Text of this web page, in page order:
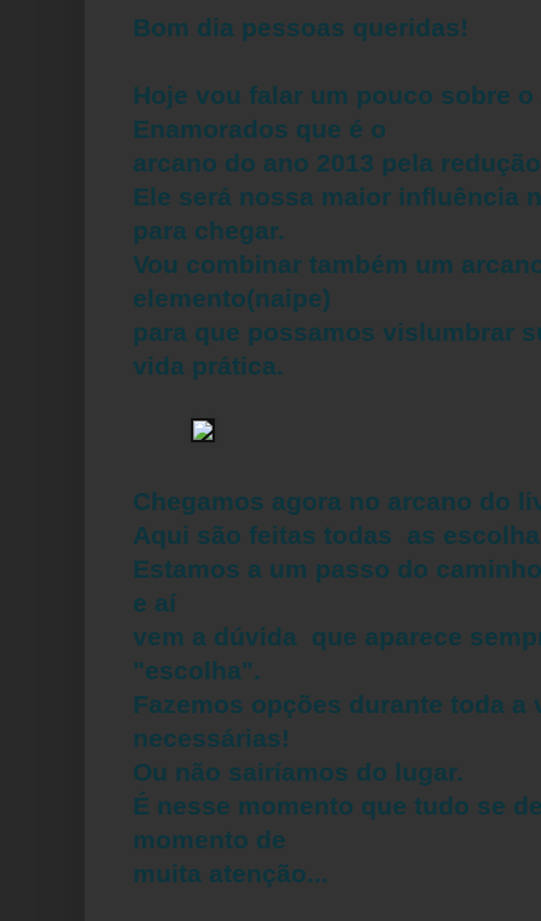
Bom dia pessoas queridas!
Hoje vou falar um pouco sobre o
Enamorados que é o
arcano do ano 2013 pela
Ele será nossa maior influência
para chegar.
Vou combinar também um
elemento(naipe)
para que possamos vislumbrar
vida prática.
Chegamos agora no arcano do
Aqui são feitas todas as
Estamos a um passo do
e aí
vem a dúvida que aparece
"escolha".
Fazemos opções durante toda a
necessárias!
Ou não sairíamos do lugar.
É nesse momento que tudo se
momento de
muita atenção...